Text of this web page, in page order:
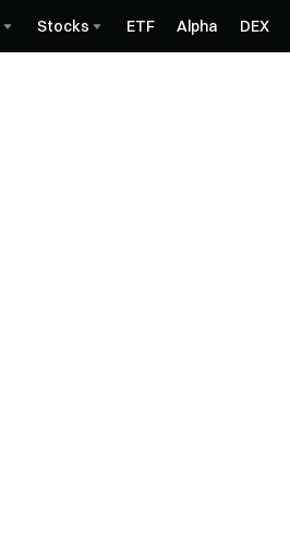
Stocks ETF Alpha DEX